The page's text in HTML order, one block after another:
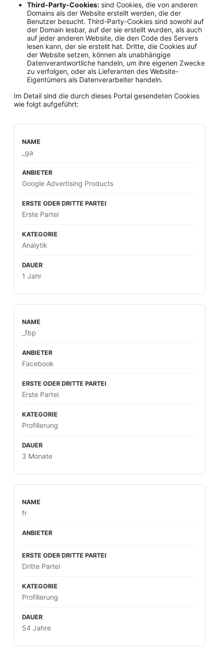
Third-Party-Cookies: sind Cookies, die von anderen
Domains als der Website erstellt werden, die der
Benutzer besucht. Third-Party-Cookies sind sowohl auf
der Domain lesbar, auf der sie erstellt wurden, als auch
auf jeder anderen Website, die den Code des Servers
lesen kann, der sie erstellt hat. Dritte, die Cookies auf
der Website setzen, können als unabhängige
Datenverantwortliche handeln, um ihre eigenen Zwecke
zu verfolgen, oder als Lieferanten des Website-
Eigentümers als Datenverarbeiter handeln.
Im Detail sind die durch dieses Portal gesendeten Cookies
wie folgt aufgeführt:
_ga
Google Advertising Products
Erste Partei
Analytik
1 Jahr
_fbp
Facebook
Erste Partei
Profilierung
3 Monate
fr
Dritte Partei
Profilierung
54 Jahre